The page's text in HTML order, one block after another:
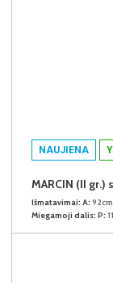
NAUJIENA
MARCIN (II
Išmatavimai: A: 92cm
Miegamoji dalis: P: